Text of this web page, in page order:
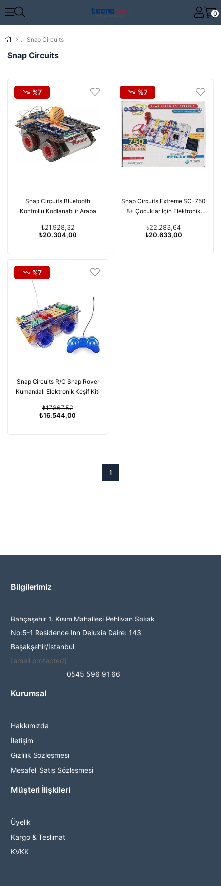
0
Snap Circuits
Snap Circuits
Snap Circuits Bluetooth
Kontrollü Kodlanabilir Araba
₺20.304,00
₺21.928,32
%7
Snap Circuits Extreme SC-750
8+ Çocuklar İçin Elektronik
₺20.633,00
₺22.283,64
%7
Snap Circuits R/C Snap Rover
Kumandalı Elektronik Keşif Kiti
₺16.544,00
₺17.867,52
%7
1
Bilgilerimiz
Bahçeşehir 1. Kısım Mahallesi Pehlivan Sokak
No:5-1 Residence Inn Deluxia Daire: 143
Başakşehir/İstanbul
[email protected]
0545 596 91 66
Kurumsal
Hakkımızda
İletişim
Gizlilik Sözleşmesi
Mesafeli Satış Sözleşmesi
Müşteri İlişkileri
Üyelik
Kargo & Teslimat
KVKK